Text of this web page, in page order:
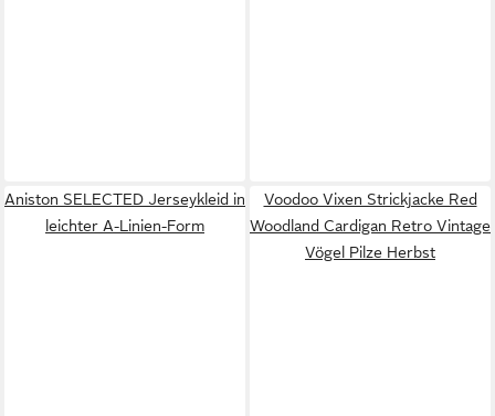
Aniston SELECTED Jerseykleid in
leichter A-Linien-Form
Voodoo Vixen Strickjacke Red
Woodland Cardigan Retro Vintage
Vögel Pilze Herbst